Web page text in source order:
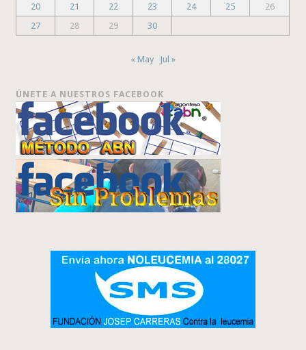
20
21 22 23 24 25
26
27
28 29 30
« May Jul »
ÚNETE A NUESTROS FACEBOOK